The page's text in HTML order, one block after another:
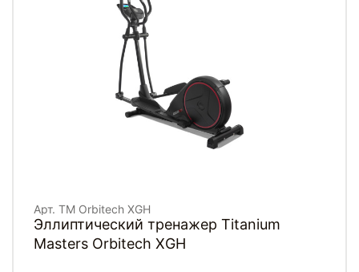
Арт. TM Orbitech XGH
Эллиптический тренажер Titanium
Masters Orbitech XGH